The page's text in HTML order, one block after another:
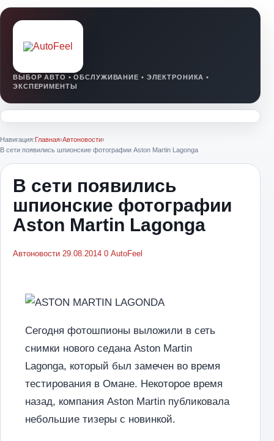
Навигация:Главная›Автоновости›
В сети появились шпионские фотографии Aston Martin Lagonga
В сети появились
шпионские фотографии
Aston Martin Lagonga
Автоновости 29.08.2014 0 AutoFeel
Сегодня фотошпионы выложили в сеть
снимки нового седана Aston Martin
Lagonga, который был замечен во время
тестирования в Омане. Некоторое время
назад, компания Aston Martin публиковала
небольшие тизеры с новинкой.